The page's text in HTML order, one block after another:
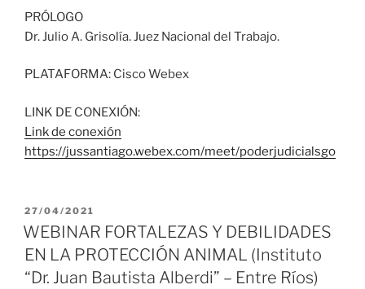
PRÓLOGO
Dr. Julio A. Grisolía. Juez Nacional del Trabajo.
PLATAFORMA: Cisco Webex
LINK DE CONEXIÓN:
Link de conexión
https://jussantiago.webex.com/meet/poderjudicialsgo
PUBLICADO
EL
27/04/2021
WEBINAR FORTALEZAS Y DEBILIDADES
EN LA PROTECCIÓN ANIMAL (Instituto
“Dr. Juan Bautista Alberdi” – Entre Ríos)